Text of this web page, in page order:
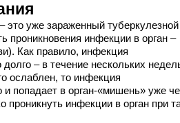
это уже зараженный туберкулезной
проникновения инфекции в орган –
Как правило, инфекция
– в течение нескольких
ослаблен, то инфекция
и попадает в орган-«мишень» уже
проникнуть инфекции в орган при